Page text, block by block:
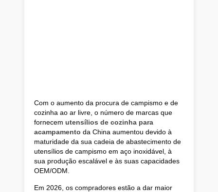
Com o aumento da procura de campismo e de
cozinha ao ar livre, o número de marcas que
fornecem utensílios de cozinha para
acampamento da China aumentou devido à
maturidade da sua cadeia de abastecimento de
utensílios de campismo em aço inoxidável, à
sua produção escalável e às suas capacidades
OEM/ODM.
Em 2026, os compradores estão a dar maior